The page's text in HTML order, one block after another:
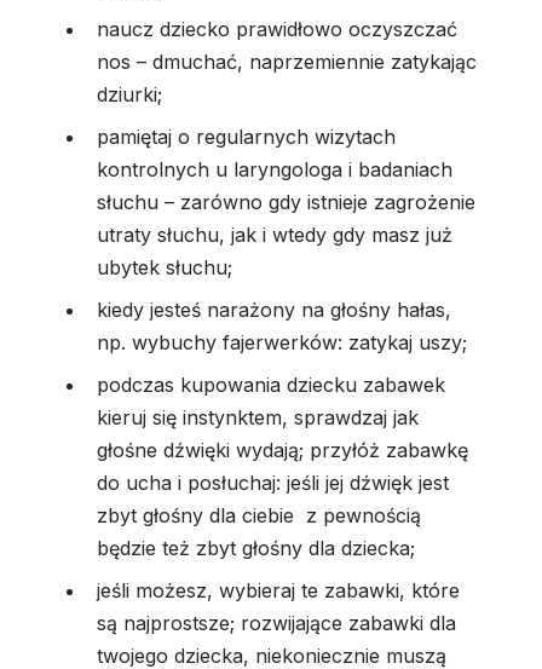
naucz dziecko prawidłowo oczyszczać
nos – dmuchać, naprzemiennie zatykając
dziurki;
pamiętaj o regularnych wizytach
kontrolnych u laryngologa i badaniach
słuchu – zarówno gdy istnieje zagrożenie
utraty słuchu, jak i wtedy gdy masz już
ubytek słuchu;
kiedy jesteś narażony na głośny hałas,
np. wybuchy fajerwerków: zatykaj uszy;
podczas kupowania dziecku zabawek
kieruj się instynktem, sprawdzaj jak
głośne dźwięki wydają; przyłóż zabawkę
do ucha i posłuchaj: jeśli jej dźwięk jest
zbyt głośny dla ciebie z pewnością
będzie też zbyt głośny dla dziecka;
jeśli możesz, wybieraj te zabawki, które
są najprostsze; rozwijające zabawki dla
twojego dziecka, niekoniecznie muszą